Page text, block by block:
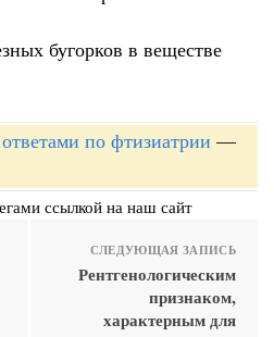
бугорков в веществе
по фтизиатрии —
ссылкой на наш сайт
СЛЕДУЮЩАЯ ЗАПИСЬ
Рентгенологическим
признаком,
характерным для